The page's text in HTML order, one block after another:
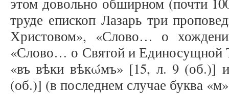
этом довольно обширном (почти
труде епископ Лазарь три
Христовом», «Слово… о
«Слово… о Святой и Единосущной
«въ вѣки вѣкώмъ» [15, л. 9 (об.)]
(об.)] (в последнем случае буква